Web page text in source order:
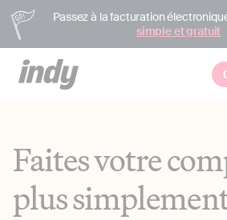
Passez à la facturation
simple et gratuit
Faites votre
plus